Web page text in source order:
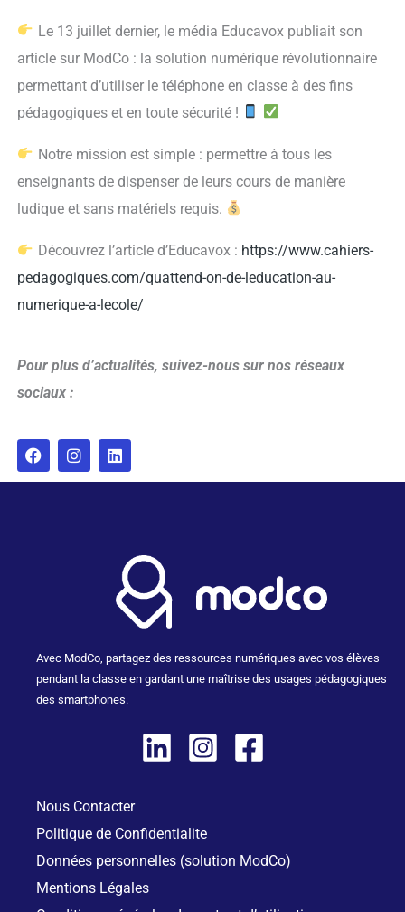
Le 13 juillet dernier, le média Educavox publiait son
article sur ModCo : la solution numérique révolutionnaire
permettant d’utiliser le téléphone en classe à des fins
pédagogiques et en toute sécurité !
Notre mission est simple : permettre à tous les
enseignants de dispenser de leurs cours de manière
ludique et sans matériels requis.
Découvrez l’article d’Educavox : https://www.cahiers-
pedagogiques.com/quattend-on-de-leducation-au-
numerique-a-lecole/
Pour plus d’actualités, suivez-nous sur nos réseaux
sociaux :
F
a
c
I
n
s
L
i
n
Avec ModCo, partagez des ressources numériques avec vos élèves
pendant la classe en gardant une maîtrise des usages pédagogiques
des smartphones.
Nous Contacter
Politique de Confidentialite
Données personnelles (solution ModCo)
Mentions Légales